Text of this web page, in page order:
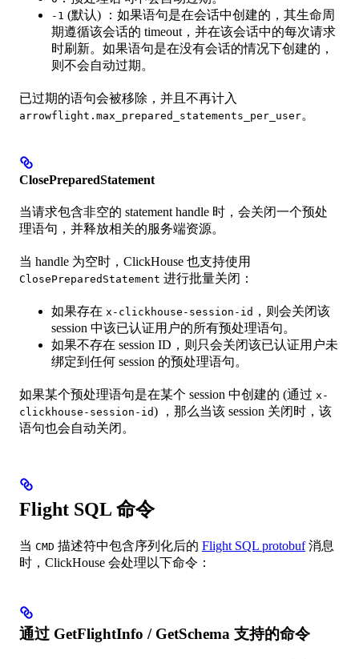
-1 (默认) ：如果语句是在会话中创建的，其生命周
期遵循该会话的 timeout，并在该会话中的每次请求
时刷新。如果语句是在没有会话的情况下创建的，
则不会自动过期。
已过期的语句会被移除，并且不再计入
arrowflight.max_prepared_statements_per_user。
ClosePreparedStatement
当请求包含非空的 statement handle 时，会关闭一个预处
理语句，并释放相关的服务端资源。
当 handle 为空时，ClickHouse 也支持使用
ClosePreparedStatement 进行批量关闭：
如果存在 x-clickhouse-session-id ，则会关闭该
session 中该已认证用户的所有预处理语句。
如果不存在 session ID，则只会关闭该已认证用户未
绑定到任何 session 的预处理语句。
如果某个预处理语句是在某个 session 中创建的 (通过 x-
clickhouse-session-id) ，那么当该 session 关闭时，该
语句也会自动关闭。
Flight SQL 命令
当 CMD 描述符中包含序列化后的 Flight SQL protobuf消息
时，ClickHouse 会处理以下命令：
通过 GetFlightInfo / GetSchema 支持的命令